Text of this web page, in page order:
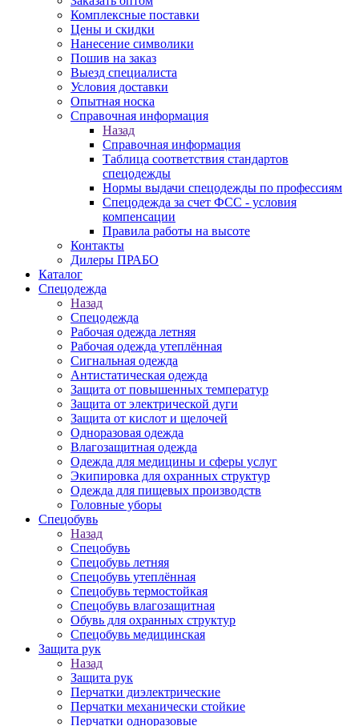
Комплексные поставки
Цены и скидки
Нанесение символики
Пошив на заказ
Выезд специалиста
Условия доставки
Опытная носка
Справочная информация
Назад
Справочная информация
Таблица соответствия стандартов
спецодежды
Нормы выдачи спецодежды по профессиям
Спецодежда за счет ФСС - условия
компенсации
Правила работы на высоте
Контакты
Дилеры ПРАБО
Каталог
Спецодежда
Назад
Спецодежда
Рабочая одежда летняя
Рабочая одежда утеплённая
Сигнальная одежда
Антистатическая одежда
Защита от повышенных температур
Защита от электрической дуги
Защита от кислот и щелочей
Одноразовая одежда
Влагозащитная одежда
Одежда для медицины и сферы услуг
Экипировка для охранных структур
Одежда для пищевых производств
Головные уборы
Спецобувь
Назад
Спецобувь
Спецобувь летняя
Спецобувь утеплённая
Спецобувь термостойкая
Спецобувь влагозащитная
Обувь для охранных структур
Спецобувь медицинская
Защита рук
Назад
Защита рук
Перчатки диэлектрические
Перчатки механически стойкие
Перчатки одноразовые